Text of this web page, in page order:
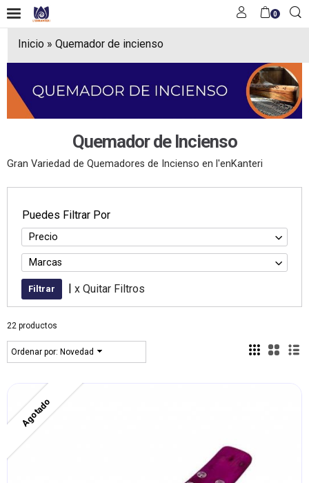
0
Inicio » Quemador de incienso
Quemador de Incienso
Gran Variedad de Quemadores de Incienso en l'enKanteri
Puedes Filtrar Por
Precio
Marcas
x Quitar Filtros
22 productos
Ordenar por: Novedad
Agotado